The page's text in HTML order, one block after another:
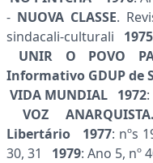
- NUOVA CLASSE.
sindacali-culturali 1975
UNIR O POVO
Informativo GDUP de
VIDA MUNDIAL 1972
VOZ
Libertário 1977: nºs
30, 31
1979: Ano 5, nº